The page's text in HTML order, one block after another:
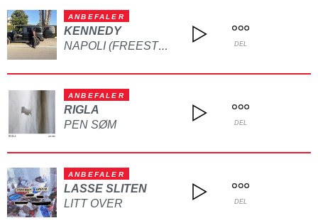
ANBEFALER
KENNEDY
NAPOLI (FREESTYLE) DEL
ANBEFALER
RIGLA
PEN SØM
DEL
ANBEFALER
LASSE SLITEN
LITT OVER
DEL